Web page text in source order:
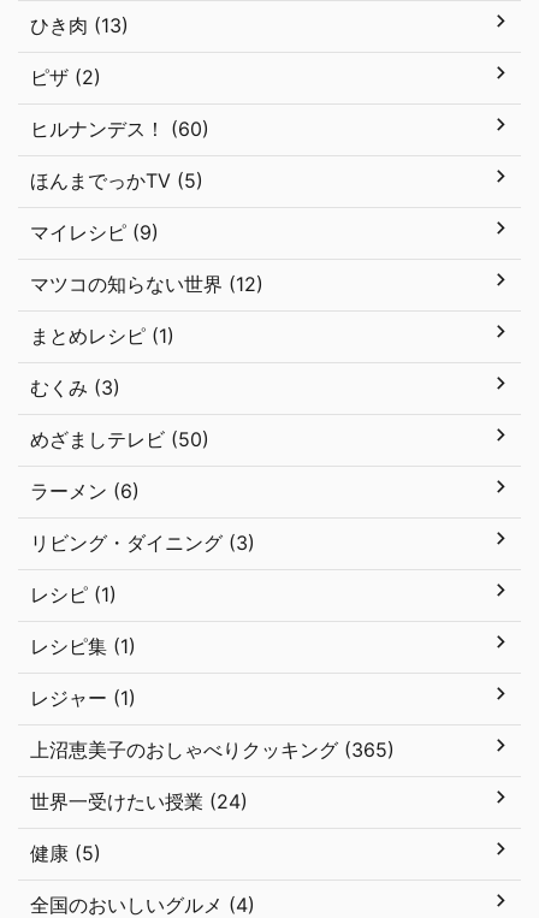
ひき肉 (13)
ピザ (2)
ヒルナンデス！ (60)
ほんまでっかTV (5)
マイレシピ (9)
マツコの知らない世界 (12)
まとめレシピ (1)
むくみ (3)
めざましテレビ (50)
ラーメン (6)
リビング・ダイニング (3)
レシピ (1)
レシピ集 (1)
レジャー (1)
上沼恵美子のおしゃべりクッキング (365)
世界一受けたい授業 (24)
健康 (5)
全国のおいしいグルメ (4)